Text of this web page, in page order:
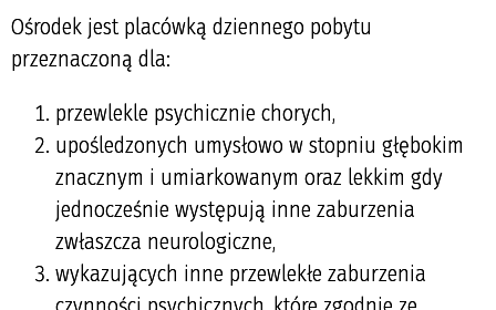
Ośrodek jest placówką dziennego pobytu
przeznaczoną dla:
przewlekle psychicznie chorych,
upośledzonych umysłowo w stopniu głębokim
znacznym i umiarkowanym oraz lekkim gdy
jednocześnie występują inne zaburzenia
zwłaszcza neurologiczne,
wykazujących inne przewlekłe zaburzenia